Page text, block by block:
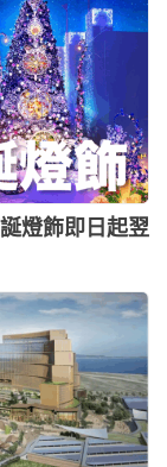
燈飾即日起翌